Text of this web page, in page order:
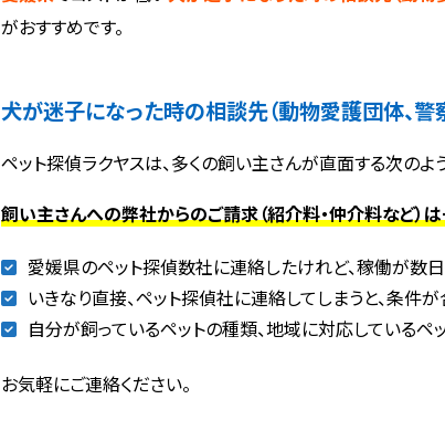
がおすすめです。
犬が迷子になった時の相談先（動物愛護団体、警
ペット探偵ラクヤスは、多くの飼い主さんが直面する次の
飼い主さんへの弊社からのご請求（紹介料・仲介料など）は
愛媛県のペット探偵数社に連絡したけれど、稼働が数
いきなり直接、ペット探偵社に連絡してしまうと、条件
自分が飼っているペットの種類、地域に対応しているペ
お気軽にご連絡ください。